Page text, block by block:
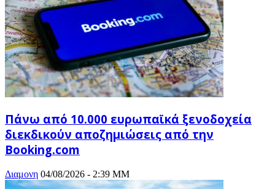
Πάνω από 10.000 ευρωπαϊκά ξενοδοχεία
διεκδικούν αποζημιώσεις από την
Booking.com
Διαμονη 04/08/2026 - 2:39 ΜΜ